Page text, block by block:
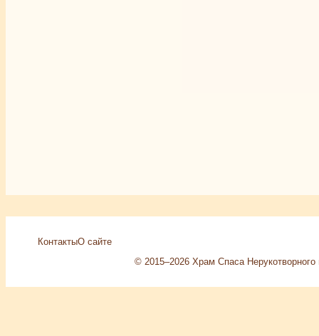
КонтактыО сайте
© 2015–2026 Храм Спаса Нерукотворного